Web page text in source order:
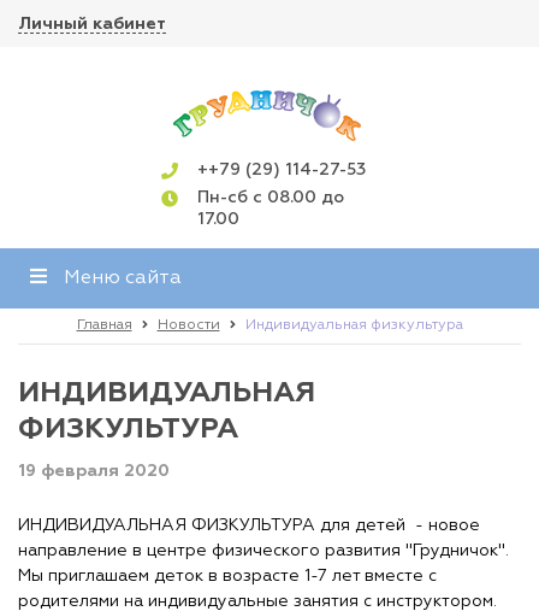
++79 (29) 114-27-53
Пн-сб с 08.00 до
17.00
Личный кабинет
Меню сайта
Главная Новости Индивидуальная физкультура
ИНДИВИДУАЛЬНАЯ
ФИЗКУЛЬТУРА
19 февраля 2020
ИНДИВИДУАЛЬНАЯ ФИЗКУЛЬТУРА для детей - новое
направление в центре физического развития "Грудничок".
Мы приглашаем деток в возрасте 1-7 лет вместе с
родителями на индивидуальные занятия с инструктором.